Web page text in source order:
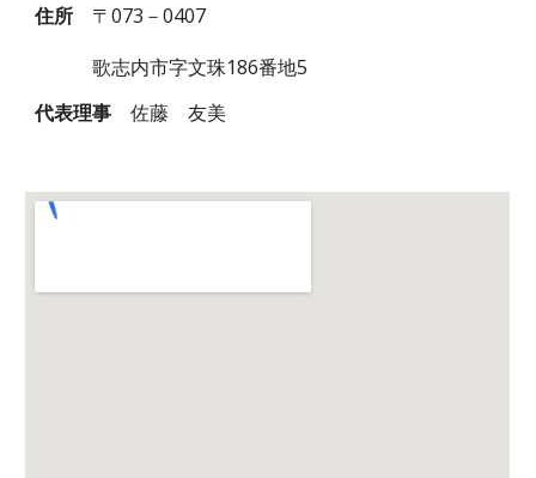
住所 〒073－0407
歌志内市字文珠186番地5
代表理事佐藤 友美